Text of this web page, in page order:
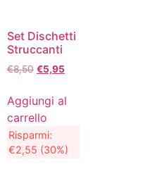
Set Dischetti
Struccanti
€8,50 €5,95
Aggiungi al
carrello
Risparmi:
€2,55 (30%)